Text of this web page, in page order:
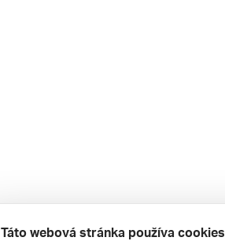
Táto webová stránka používa cookies